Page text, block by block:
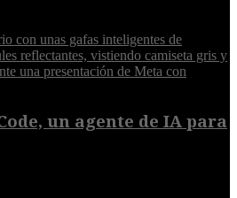
un agente de IA para